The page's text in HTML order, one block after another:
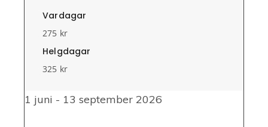
Vardagar
275 kr
Helgdagar
325 kr
1 juni - 13 september 2026